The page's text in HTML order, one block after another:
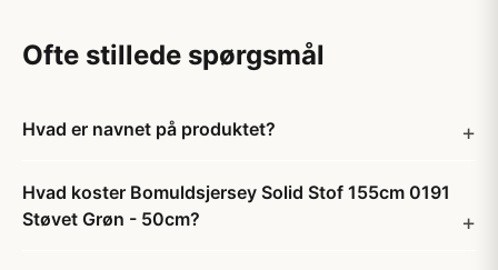
Ofte stillede spørgsmål
Hvad er navnet på produktet?
Hvad koster Bomuldsjersey Solid Stof 155cm 0191
Støvet Grøn - 50cm?